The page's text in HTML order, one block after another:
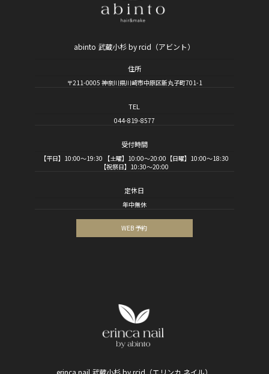
abinto 武蔵小杉 by rcid（アビント）
住所
〒211-0005 神奈川県川崎市中原区新丸子町701-1
TEL
044-819-8577
受付時間
【平日】10:00～19:30 【土曜】10:00～20:00【日曜】10:00～18:30
【祝祭日】10:30～20:00
定休日
年中無休
WEB 予約
erinca nail 武蔵小杉 by rcid（エリンカ ネイル）